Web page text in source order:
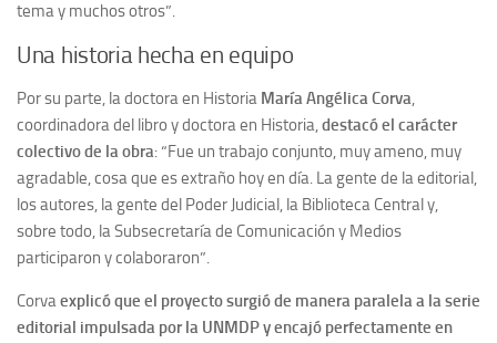
tema y muchos otros”.
Una historia hecha en equipo
Por su parte, la doctora en Historia María Angélica Corva,
coordinadora del libro y doctora en Historia,destacó el carácter
colectivo de la obra: “Fue un trabajo conjunto, muy ameno, muy
agradable, cosa que es extraño hoy en día. La gente de la editorial,
los autores, la gente del Poder Judicial, la Biblioteca Central y,
sobre todo, la Subsecretaría de Comunicación y Medios
participaron y colaboraron”.
Corvaexplicó que el proyecto surgió de manera paralela a la serie
editorial impulsada por la UNMDP y encajó perfectamente en